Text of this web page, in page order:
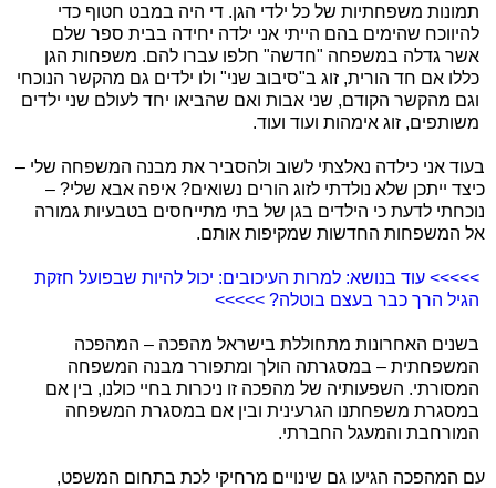
תמונות משפחתיות של כל ילדי הגן. די היה במבט חטוף כדי
להיווכח שהימים בהם הייתי אני ילדה יחידה בבית ספר שלם
אשר גדלה במשפחה "חדשה" חלפו עברו להם. משפחות הגן
כללו אם חד הורית, זוג ב"סיבוב שני" ולו ילדים גם מהקשר הנוכחי
וגם מהקשר הקודם, שני אבות ואם שהביאו יחד לעולם שני ילדים
משותפים, זוג אימהות ועוד ועוד.
בעוד אני כילדה נאלצתי לשוב ולהסביר את מבנה המשפחה שלי –
כיצד ייתכן שלא נולדתי לזוג הורים נשואים? איפה אבא שלי? –
נוכחתי לדעת כי הילדים בגן של בתי מתייחסים בטבעיות גמורה
אל המשפחות החדשות שמקיפות אותם.
>>>>> עוד בנושא: למרות העיכובים: יכול להיות שבפועל חזקת
הגיל הרך כבר בעצם בוטלה? >>>>>
בשנים האחרונות מתחוללת בישראל מהפכה – המהפכה
המשפחתית – במסגרתה הולך ומתפורר מבנה המשפחה
המסורתי. השפעותיה של מהפכה זו ניכרות בחיי כולנו, בין אם
במסגרת משפחתנו הגרעינית ובין אם במסגרת המשפחה
המורחבת והמעגל החברתי.
עם המהפכה הגיעו גם שינויים מרחיקי לכת בתחום המשפט,